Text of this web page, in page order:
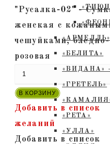
«АРМЕЛЛЬ»
«БЕЛИТА»
«ВИДАНА»
«ГРЕТЕЛЬ»
«РЕТА»
«УЛЛА»
"Русалка-02" -
женская с
чешуйками, бледно-
розовая
В КОРЗИНУ
Добавить в список
желаний
Добавить в список